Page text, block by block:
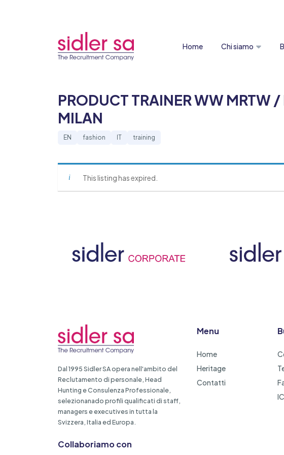
Home Chi siamo
PRODUCT TRAINER WW MRTW
MILAN
EN fashion IT training
This listing has expired.
Dal 1995 Sidler SA opera nell'ambito del
Reclutamento di personale, Head
Hunting e Consulenza Professionale,
selezionanado profili qualificati di staff,
managers e executives in tutta la
Svizzera, Italia ed Europa.
Collaboriamo con
Menu
Home
Heritage
Contatti